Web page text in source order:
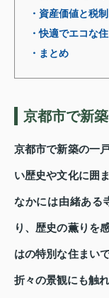
・資産価値と税
・快適でエコな
・まとめ
京都市で新
京都市で新築の一
い歴史や文化に囲
なかには由緒ある
り、歴史の薫りを
はの特別な住まい
折々の景観にも触